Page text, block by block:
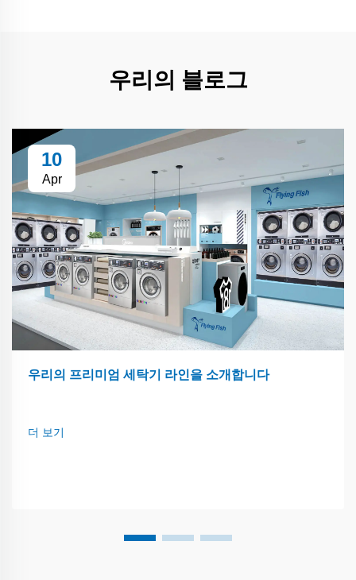
우리의 블로그
10
Apr
우리의 프리미엄 세탁기 라인을 소개합니다
더 보기